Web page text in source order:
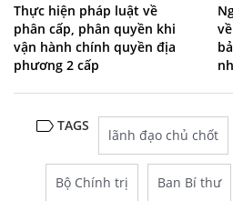
Thực hiện pháp luật về
phân cấp, phân quyền khi
vận hành chính quyền địa
phương 2 cấp
TAGS
lãnh đạo chủ chốt
Bộ Chính trị Ban Bí thư